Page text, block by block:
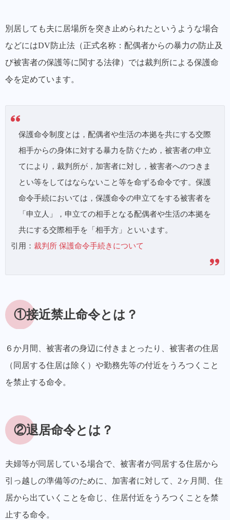
別居しても夫に居場所を突き止められたというような場合
などにはDV防止法（正式名称：配偶者からの暴力の防止及
び被害者の保護等に関する法律） では裁判所による保護命
令を定めています。
保護命令制度とは，配偶者や生活の本拠を共にする交際
相手からの身体に対する暴力を防ぐため，被害者の申立
てにより，裁判所が，加害者に対し，被害者へのつきま
とい等をしてはならないこと等を命ずる命令です。保護
命令手続においては，保護命令の申立てをする被害者を
「申立人」，申立ての相手となる配偶者や生活の本拠を
共にする交際相手を「相手方」といいます。
引用： 裁判所 保護命令手続きについて
①接近禁止命令とは？
６か月間、被害者の身辺に付きまとったり、被害者の住居
（同居する住居は除く）や勤務先等の付近をうろつくこと
を禁止する命令。
②退居命令とは？
夫婦等が同居している場合で、被害者が同居する住居から
引っ越しの準備等のために、加害者に対して、2ヶ月間、住
居から出ていくことを命じ、住居付近をうろつくことを禁
止する命令。